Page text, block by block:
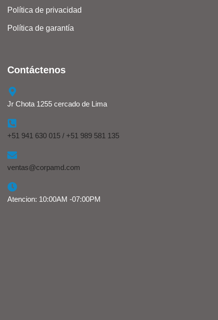
Política de privacidad
Política de garantía
Contáctenos
Jr Chota 1255 cercado de Lima
+51 941 630 015 / +51 989 581 135
ventas@corpamd.com
Atencion: 10:00AM -07:00PM